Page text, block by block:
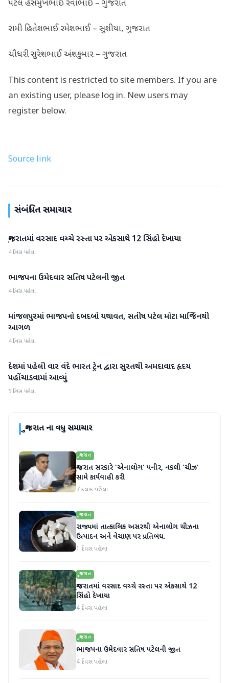
પટેલ હસમુખભાઈ રેવાભાઈ – ગુજરાત
રામી હિતેશભાઈ રમેશભાઈ – સુશીયા, ગુજરાત
ચૌધરી સુરેશભાઈ અંશકુમાર – ગુજરાત
This content is restricted to site members. If you are
an existing user, please log in. New users may
register below.
Source link
સંબંધિત સમાચાર
ગુજરાત
ગુજરાતમાં વરસાદ વચ્ચે રસ્તા પર એકસાથે 12 સિંહો દેખાયા
4 દિવસ પહેલા
ગુજરાત
ભાજપના ઉમેદવાર સતિષ પટેલની જીત
4 દિવસ પહેલા
ગુજરાત
માંજલપુરમાં ભાજપનો દબદબો યથાવત, સતીષ પટેલ મોટા માર્જિનથી
આગળ
4 દિવસ પહેલા
ગુજરાત
દેશમાં પહેલી વાર વંદે ભારત ટ્રેન દ્વારા સુરતથી અમદાવાદ હૃદય
પહોંચાડવામાં આવ્યું
5 દિવસ પહેલા
ગુજરાતના વધુ સમાચાર
ગુજરાત
ગુજરાત સરકારે 'એનાલોગ' પનીર, નકલી 'ચીઝ'
સામે કાર્યવાહી કરી
7 કલાક પહેલા
ગુજરાત
રાજ્યમાં તાત્કાલિક અસરથી એનાલોગ ચીઝના
ઉત્પાદન અને વેચાણ પર પ્રતિબંધ.
1 દિવસ પહેલા
ગુજરાત
ગુજરાતમાં વરસાદ વચ્ચે રસ્તા પર એકસાથે 12
સિંહો દેખાયા
4 દિવસ પહેલા
ગુજરાત
ભાજપના ઉમેદવાર સતિષ પટેલની જીત
4 દિવસ પહેલા